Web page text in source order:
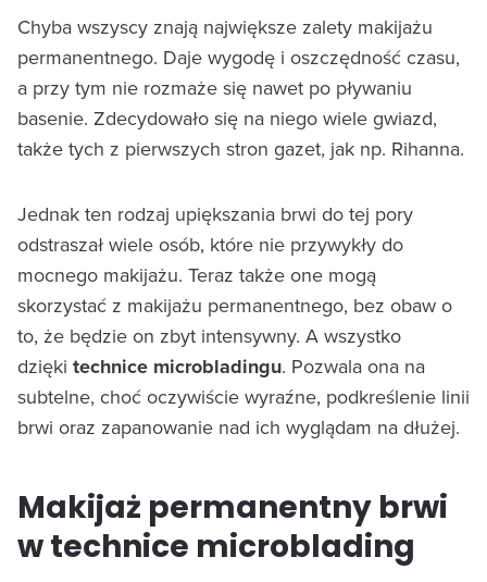
Chyba wszyscy znają największe zalety makijażu
permanentnego. Daje wygodę i oszczędność czasu,
a przy tym nie rozmaże się nawet po pływaniu
basenie. Zdecydowało się na niego wiele gwiazd,
także tych z pierwszych stron gazet, jak np. Rihanna.
Jednak ten rodzaj upiększania brwi do tej pory
odstraszał wiele osób, które nie przywykły do
mocnego makijażu. Teraz także one mogą
skorzystać z makijażu permanentnego, bez obaw o
to, że będzie on zbyt intensywny. A wszystko
dzięki technice microbladingu. Pozwala ona na
subtelne, choć oczywiście wyraźne, podkreślenie linii
brwi oraz zapanowanie nad ich wyglądam na dłużej.
Makijaż permanentny brwi
w technice microblading